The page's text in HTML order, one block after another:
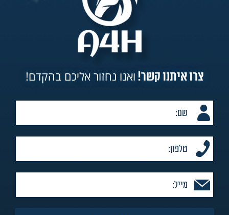
צרו איתנו קשר! ואנו נחזור אליכם בהקדם!